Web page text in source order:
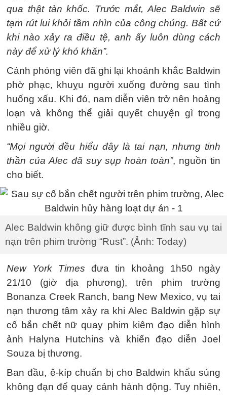
qua thật tàn khốc. Trước mắt, Alec Baldwin sẽ
tạm rút lui khỏi tầm nhìn của công chúng. Bất cứ
khi nào xảy ra điều tệ, anh ấy luôn dùng cách
này để xử lý khó khăn”.
Cánh phóng viên đã ghi lại khoảnh khắc Baldwin
phờ phạc, khuỵu người xuống đường sau tình
huống xấu. Khi đó, nam diễn viên trở nên hoảng
loạn và không thể giải quyết chuyện gì trong
nhiều giờ.
“Mọi người đều hiểu đây là tai nạn, nhưng tinh
thần của Alec đã suy sụp hoàn toàn”, nguồn tin
cho biết.
Alec Baldwin không giữ được bình tĩnh sau vụ tai
nạn trên phim trường “Rust”. (Ảnh: Today)
New York Times đưa tin khoảng 1h50 ngày
21/10 (giờ địa phương), trên phim trường
Bonanza Creek Ranch, bang New Mexico, vụ tai
nạn thương tâm xảy ra khi Alec Baldwin gặp sự
cố bắn chết nữ quay phim kiêm đạo diễn hình
ảnh Halyna Hutchins và khiến đạo diễn Joel
Souza bị thương.
Ban đầu, ê-kíp chuẩn bị cho Baldwin khẩu súng
không đạn để quay cảnh hành động. Tuy nhiên,